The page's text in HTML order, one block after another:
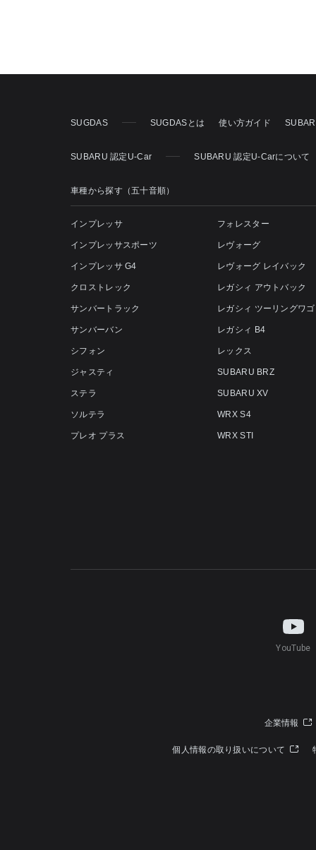
SUGDAS SUGDASとは 使い方ガイド
SUBARU 認定U-Car SUBARU 認定U-Carについて
車種から探す（五十音順）
インプレッサ
インプレッサスポーツ
インプレッサ G4
クロストレック
サンバートラック
サンバーバン
シフォン
ジャスティ
ステラ
ソルテラ
プレオ プラス
フォレスター
レヴォーグ
レヴォーグ レイバック
レガシィ アウトバック
レガシィ ツーリングワ
レガシィ B4
レックス
SUBARU BRZ
SUBARU XV
WRX S4
WRX STI
YouTube
企業情報
個人情報の取り扱いについて